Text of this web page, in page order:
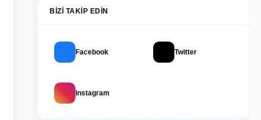
BIZI TAKIP EDIN
Facebook Twitter
Instagram